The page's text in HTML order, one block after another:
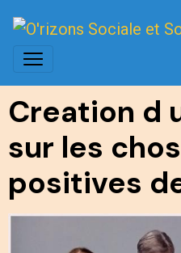
Creation d
sur les
positives